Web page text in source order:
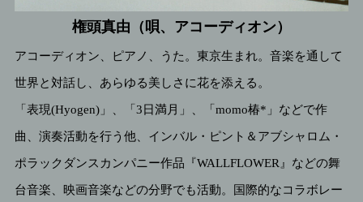
権頭真由（唄、アコーディオン）
アコーディオン、ピアノ、うた。東京生まれ。音楽を通して
世界と対話し、あらゆる美しさに花を添える。
「表現(Hyogen)」、「3日満月」、「momo椿*」などで作
曲、演奏活動を行う他、インバル・ピント＆アブシャロム・
ポラックダンスカンパニー作品『WALLFLOWER』などの舞
台音楽、映画音楽などの分野でも活動。国際的なコラボレー